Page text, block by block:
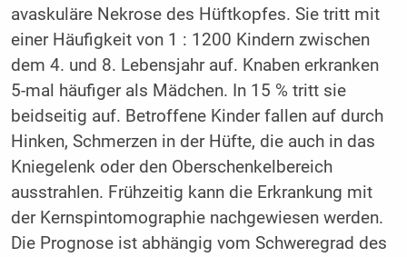
avaskuläre Nekrose des Hüftkopfes. Sie tritt mit
einer Häufigkeit von 1 : 1200 Kindern zwischen
dem 4. und 8. Lebensjahr auf. Knaben erkranken
5-mal häufiger als Mädchen. In 15 % tritt sie
beidseitig auf. Betroffene Kinder fallen auf durch
Hinken, Schmerzen in der Hüfte, die auch in das
Kniegelenk oder den Oberschenkelbereich
ausstrahlen. Frühzeitig kann die Erkrankung mit
der Kernspintomographie nachgewiesen werden.
Die Prognose ist abhängig vom Schweregrad des